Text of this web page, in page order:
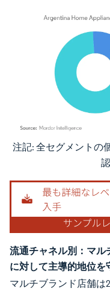
画像 © Mordor Intelligence。
注記: 全セグメントの
流通チャネル別：マル
に対して主導的地位を
マルチブランド店舗は